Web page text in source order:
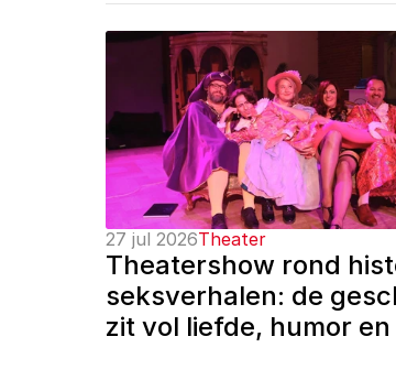
27 jul 2026Theater
Theatershow rond
seksverhalen: de
zit vol liefde, humor